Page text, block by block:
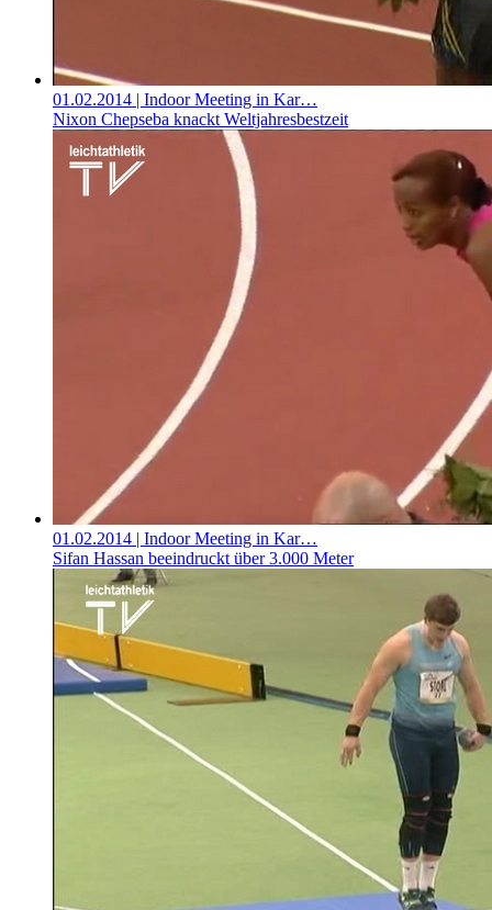
01.02.2014 | Indoor Meeting in Kar…
Nixon Chepseba knackt Weltjahresbestzeit
01.02.2014 | Indoor Meeting in Kar…
Sifan Hassan beeindruckt über 3.000 Meter